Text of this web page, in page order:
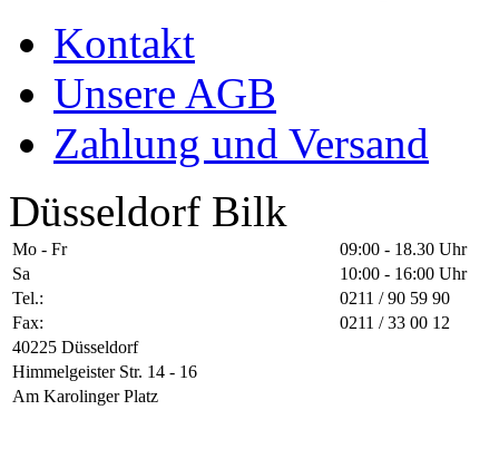
Kontakt
Unsere AGB
Zahlung und Versand
Düsseldorf Bilk
Mo - Fr
09:00 - 18.30 Uhr
Sa
10:00 - 16:00 Uhr
Tel.:
0211 / 90 59 90
Fax:
0211 / 33 00 12
40225 Düsseldorf
Himmelgeister Str. 14 - 16
Am Karolinger Platz